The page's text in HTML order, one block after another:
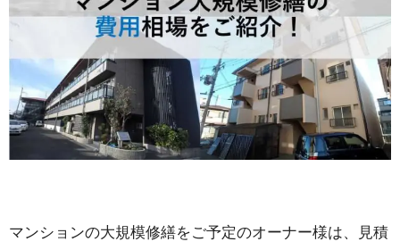
マンションの大規模修繕をご予定のオーナー様は、見積